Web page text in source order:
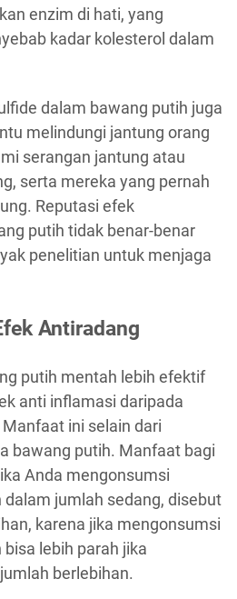
enzim di hati, yang
kadar kolesterol dalam
dalam bawang putih juga
melindungi jantung orang
serangan jantung atau
serta mereka yang pernah
Reputasi efek
putih tidak benar-benar
penelitian untuk menjaga
Antiradang
putih mentah lebih efektif
anti inflamasi daripada
ini selain dari
bawang putih. Manfaat bagi
Anda mengonsumsi
jumlah sedang, disebut
karena jika mengonsumsi
lebih parah jika
berlebihan.